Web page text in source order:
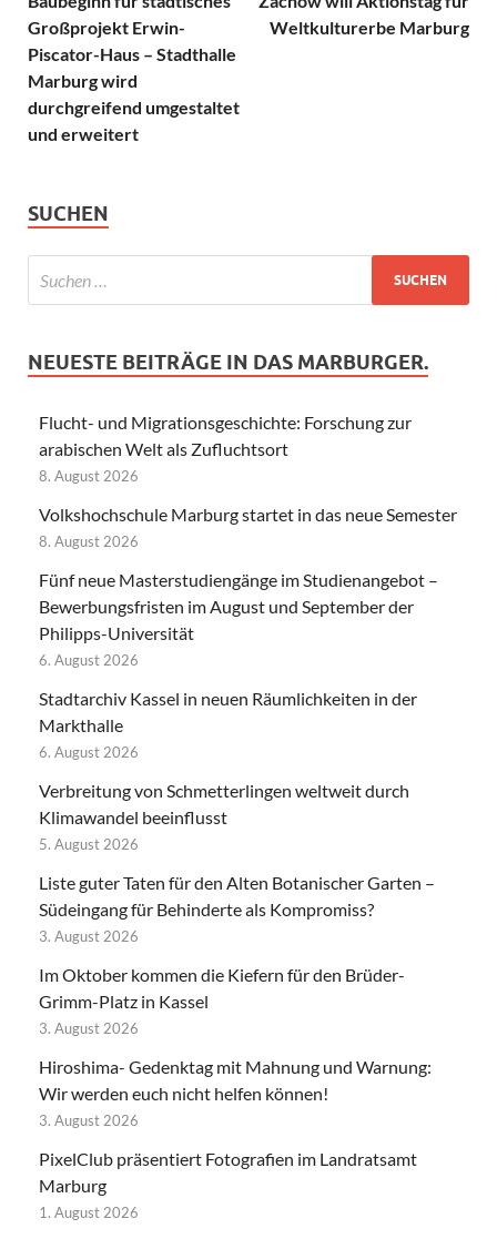
Großprojekt Erwin-
Piscator-Haus – Stadthalle
Marburg wird
durchgreifend umgestaltet
und erweitert
Weltkulturerbe Marburg
SUCHEN
NEUESTE BEITRÄGE IN DAS MARBURGER.
Flucht- und Migrationsgeschichte: Forschung zur
arabischen Welt als Zufluchtsort
8. August 2026
Volkshochschule Marburg startet in das neue Semester
8. August 2026
Fünf neue Masterstudiengänge im Studienangebot –
Bewerbungsfristen im August und September der
Philipps-Universität
6. August 2026
Stadtarchiv Kassel in neuen Räumlichkeiten in der
Markthalle
6. August 2026
Verbreitung von Schmetterlingen weltweit durch
Klimawandel beeinflusst
5. August 2026
Liste guter Taten für den Alten Botanischer Garten –
Südeingang für Behinderte als Kompromiss?
3. August 2026
Im Oktober kommen die Kiefern für den Brüder-
Grimm-Platz in Kassel
3. August 2026
Hiroshima- Gedenktag mit Mahnung und Warnung:
Wir werden euch nicht helfen können!
3. August 2026
PixelClub präsentiert Fotografien im Landratsamt
Marburg
1. August 2026